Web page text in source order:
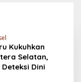
Kukuhkan
Selatan,
Dini